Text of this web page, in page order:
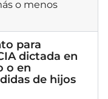
o menos
para
dictada en
o en
de hijos